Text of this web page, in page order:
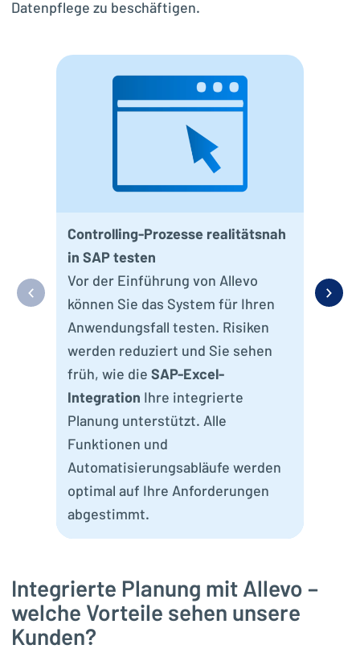
Datenpflege zu beschäftigen.
Controlling-Prozesse realitätsnah
in SAP testen
Vor der Einführung von Allevo
können Sie das System für Ihren
Anwendungsfall testen. Risiken
werden reduziert und Sie sehen
früh, wie die SAP-Excel-
Integration Ihre integrierte
Planung unterstützt. Alle
Funktionen und
Automatisierungsabläufe werden
optimal auf Ihre Anforderungen
abgestimmt.
Integrierte Planung mit Allevo –
welche Vorteile sehen unsere
Kunden?